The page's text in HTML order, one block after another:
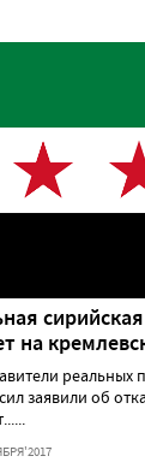
на
заявили об